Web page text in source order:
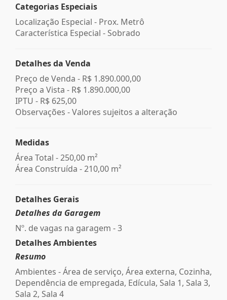
Categorias Especiais
Localização Especial - Prox. Metrô
Característica Especial - Sobrado
Detalhes da Venda
Preço de Venda - R$ 1.890.000,00
Preço a Vista - R$ 1.890.000,00
IPTU - R$ 625,00
Observações - Valores sujeitos a alteração
Medidas
Área Total - 250,00 m²
Área Construída - 210,00 m²
Detalhes Gerais
Detalhes da Garagem
Nº. de vagas na garagem - 3
Detalhes Ambientes
Resumo
Ambientes - Área de serviço, Área externa, Cozinha,
Dependência de empregada, Edícula, Sala 1, Sala 3,
Sala 2, Sala 4